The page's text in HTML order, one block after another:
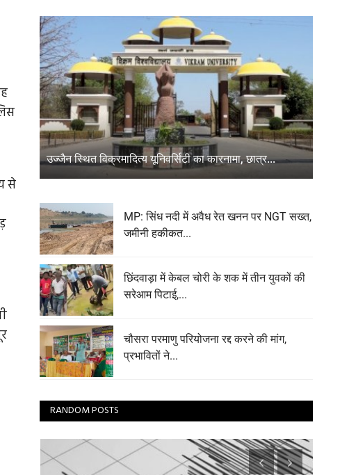
से
उज्जैन स्थित विक्रमादित्य यूनिवर्सिटी का कारनामा, छात्र...
MP: सिंध नदी में अवैध रेत खनन पर NGT सख्त,
जमीनी हकीकत...
छिंदवाड़ा में केबल चोरी के शक में तीन युवकों की
सरेआम पिटाई,...
चौसरा परमाणु परियोजना रद्द करने की मांग,
प्रभावितों ने...
RANDOM POSTS